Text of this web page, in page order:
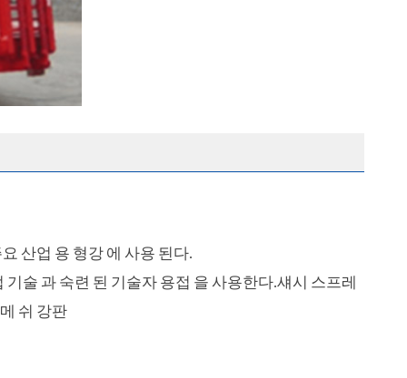
산업 용 형강 에 사용 된다.
술 과 숙련 된 기술자 용접 을 사용한다.섀시 스프레
쉬 강판